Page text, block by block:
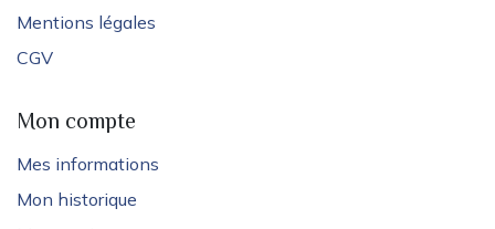
Mentions légales
CGV
Mon compte
Mes informations
Mon historique